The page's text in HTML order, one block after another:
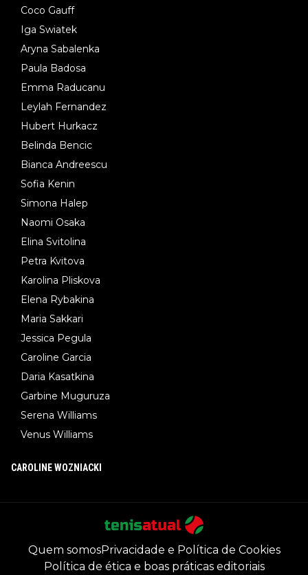
Coco Gauff
Iga Swiatek
Aryna Sabalenka
Paula Badosa
Emma Raducanu
Leylah Fernandez
Hubert Hurkacz
Belinda Bencic
Bianca Andreescu
Sofia Kenin
Simona Halep
Naomi Osaka
Elina Svitolina
Petra Kvitova
Karolina Pliskova
Elena Rybakina
Maria Sakkari
Jessica Pegula
Caroline Garcia
Daria Kasatkina
Garbine Muguruza
Serena Williams
Venus Williams
CAROLINE WOZNIACKI
Quem somosPrivacidade e Política de Cookies
Política de ética e boas práticas editoriais